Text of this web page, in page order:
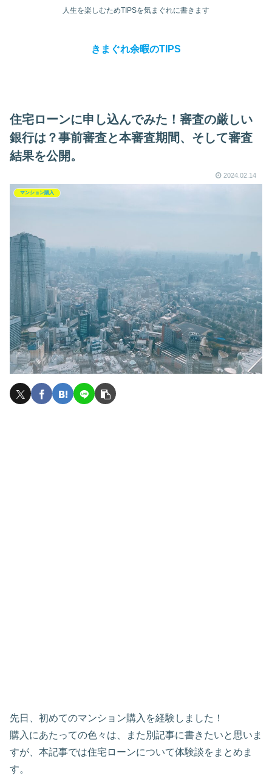
人生を楽しむためTIPSを気まぐれに書きます
きまぐれ余暇のTIPS
住宅ローンに申し込んでみた！審査の厳しい
銀行は？事前審査と本審査期間、そして審査
結果を公開。
2024.02.14
マンション購入
先日、初めてのマンション購入を経験しました！
購入にあたっての色々は、また別記事に書きたいと思いま
すが、本記事では住宅ローンについて体験談をまとめま
す。